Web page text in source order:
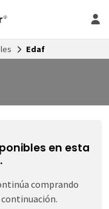
Edaf
en esta
comprando